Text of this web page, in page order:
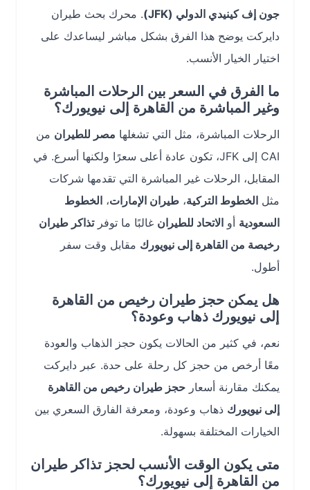
جون إف كينيدي الدولي (JFK)
. محرك بحث طيران
دايركت يوضح هذا الفرق بشكل مباشر ليساعدك على
اختيار الخيار الأنسب.
ما الفرق في السعر بين الرحلات المباشرة
وغير المباشرة من القاهرة إلى نيويورك؟
الرحلات المباشرة، مثل التي تشغلهامصر للطيرانمن
CAI إلى JFK، تكون عادة أعلى سعرًا ولكنها أسرع. في
المقابل، الرحلات غير المباشرة التي تقدمها شركات
الخطوط التركية،طيران الإمارات،الخطوط
السعوديةأوالاتحاد للطيرانغالبًا ما توفر تذاكر طيران
رخيصة من القاهرة إلى نيويوركمقابل وقت سفر
هل يمكن حجز طيران رخيص من القاهرة
إلى نيويورك ذهاب وعودة؟
نعم، في كثير من الحالات يكون حجز الذهاب والعودة
معًا أرخص من حجز كل رحلة على حدة. عبر دايركت
يمكنك مقارنة أسعارحجز طيران رخيص من القاهرة
إلى نيويوركذهاب وعودة، ومعرفة الفارق السعري بين
الخيارات المختلفة بسهولة.
متى يكون الوقت الأنسب لحجز تذاكر طيران
من القاهرة إلى نيويورك؟